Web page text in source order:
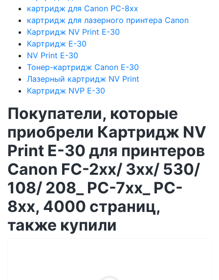
картридж для Canon PC-8xx
картридж для лазерного принтера Canon
Картридж NV Print E-30
Картридж E-30
NV Print E-30
Тонер-картридж Canon E-30
Лазерный картридж NV Print
Картридж NVP E-30
Покупатели, которые
приобрели Картридж NV
Print E-30 для принтеров
Canon FC-2xx/ 3xx/ 530/
108/ 208_ PC-7xx_ PC-
8xx, 4000 страниц,
также купили